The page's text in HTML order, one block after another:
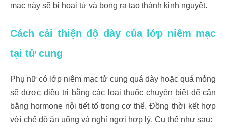
mạc này sẽ bị hoại tử và bong ra tạo thành kinh nguyệt.
Cách cải thiện độ dày của lớp niêm mạc
tại tử cung
Phụ nữ có lớp niêm mạc tử cung quá dày hoặc quá mỏng
sẽ được điều trị bằng các loại thuốc chuyên biệt để cân
bằng hormone nội tiết tố trong cơ thể. Đồng thời kết hợp
với chế độ ăn uống và nghỉ ngơi hợp lý. Cụ thể như sau: